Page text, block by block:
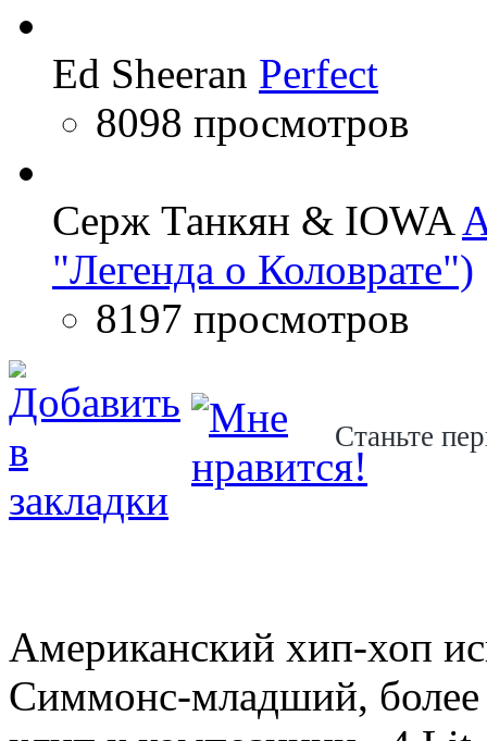
Ed Sheeran Perfect
8098 просмотров
Серж Танкян & IOWA
"Легенда о Коловрате")
8197 просмотров
Станьте
Американский хип-хоп
Симмонс-младший, более